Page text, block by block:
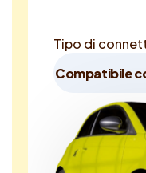
Tipo di
Compatibile